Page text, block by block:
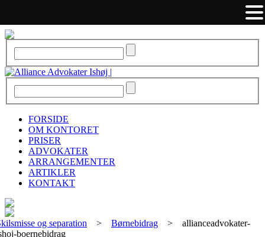
FORSIDE
OM KONTORET
PRISER
ADVOKATER
ARRANGEMENTER
ARTIKLER
KONTAKT
og separation > Børnebidrag > allianceadvokater-
boernebidrag